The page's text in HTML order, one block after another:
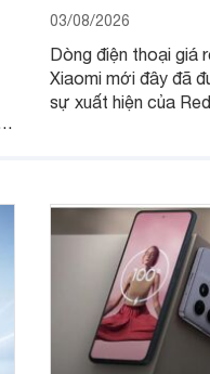
03/08/2026
Dòng điện thoại giá
Xiaomi mới đây đã
sự xuất hiện của